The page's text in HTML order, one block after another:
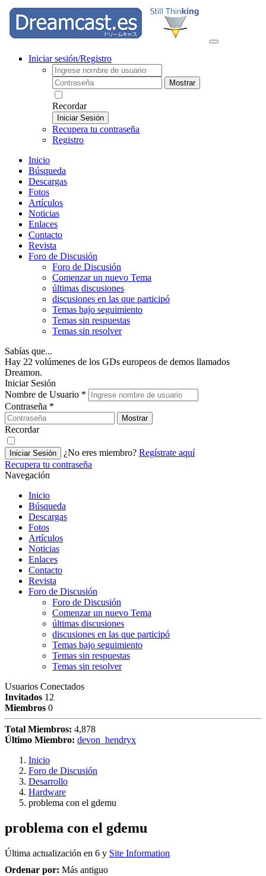
Iniciar sesión/Registro
Mostrar
Recordar
Iniciar Sesión
Recupera tu contraseña
Registro
Inicio
Búsqueda
Descargas
Fotos
Artículos
Noticias
Enlaces
Contacto
Revista
Foro de Discusión
Foro de Discusión
Comenzar un nuevo Tema
últimas discusiones
discusiones en las que participó
Temas bajo seguimiento
Temas sin respuestas
Temas sin resolver
Sabías que...
Hay 22 volúmenes de los GDs europeos de demos llamados
Dreamon.
Iniciar Sesión
Nombre de Usuario *
Contraseña *
Mostrar
Recordar
Iniciar Sesión ¿No eres miembro? Regístrate aquí
Recupera tu contraseña
Navegación
Inicio
Búsqueda
Descargas
Fotos
Artículos
Noticias
Enlaces
Contacto
Revista
Foro de Discusión
Foro de Discusión
Comenzar un nuevo Tema
últimas discusiones
discusiones en las que participó
Temas bajo seguimiento
Temas sin respuestas
Temas sin resolver
Usuarios Conectados
Invitados 12
Miembros 0
Total Miembros: 4,878
Último Miembro: devon_hendryx
Inicio
Foro de Discusión
Desarrollo
Hardware
problema con el gdemu
problema con el gdemu
Última actualización en 6 y Site Information
Ordenar por: Más antiguo